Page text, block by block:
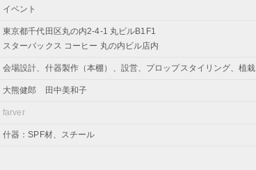
イベント
東京都千代田区丸の内2-4-1 丸ビルB1F1
スターバックス コーヒー 丸の内ビル店内
会場設計、什器製作（本棚）、設営、プロップスタイリング、植栽
大熊健郎 田中美和子
farver
什器：SPF材、スチール